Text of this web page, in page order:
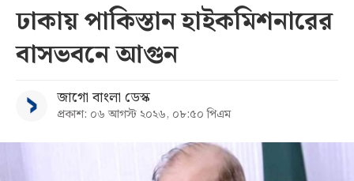
ঢাকায় পাকিস্তান হাইকমিশনারের
বাসভবনে আগুন
জাগো বাংলা ডেস্ক
প্রকাশ: ০৬ আগস্ট ২০২৬, ০৮:৫০ পিএম